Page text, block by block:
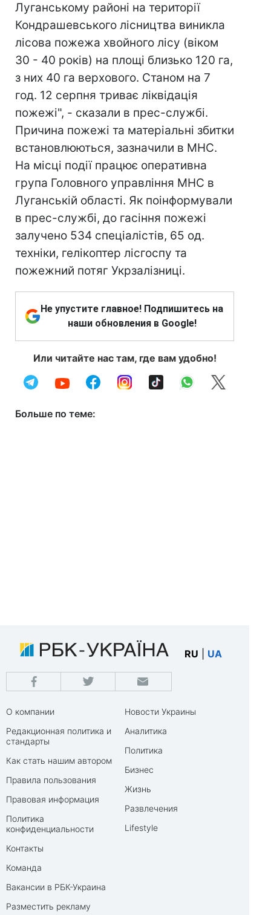
Луганському районі на території
Кондрашевського лісництва виникла
лісова пожежа хвойного лісу (віком
30 - 40 років) на площі близько 120 га,
з них 40 га верхового. Станом на 7
год. 12 серпня триває ліквідація
пожежі", - сказали в прес-службі.
Причина пожежі та матеріальні збитки
встановлюються, зазначили в МНС.
На місці події працює оперативна
група Головного управління МНС в
Луганській області. Як поінформували
в прес-службі, до гасіння пожежі
залучено 534 спеціалістів, 65 од.
техніки, гелікоптер лісгоспу та
пожежний потяг Укрзалізниці.
Не упустите главное! Подпишитесь на
наши обновления в Google!
Или читайте нас там, где вам удобно!
Больше по теме:
RU UA
О компании
Редакционная политика и
стандарты
Как стать нашим автором
Правила пользования
Правовая информация
Политика
конфиденциальности
Контакты
Команда
Вакансии в РБК-Украина
Разместить рекламу
Новости Украины
Аналитика
Политика
Бизнес
Жизнь
Развлечения
Lifestyle